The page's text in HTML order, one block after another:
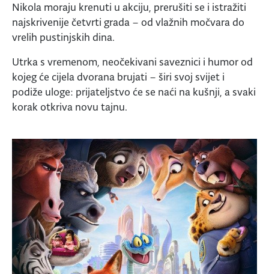
Nikola moraju krenuti u akciju, prerušiti se i istražiti
najskrivenije četvrti grada – od vlažnih močvara do
vrelih pustinjskih dina.
Utrka s vremenom, neočekivani saveznici i humor od
kojeg će cijela dvorana brujati – širi svoj svijet i
podiže uloge: prijateljstvo će se naći na kušnji, a svaki
korak otkriva novu tajnu.